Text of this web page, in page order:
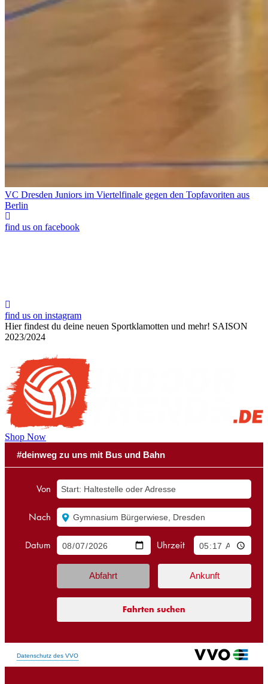
VC Dresden Juniors im Viertelfinale gegen den Topfavoriten aus
Berlin
find us on facebook
find us on instagram
Hier findest du deine neuen Sportklamotten und mehr! SAISON
2023/2024
Shop Now